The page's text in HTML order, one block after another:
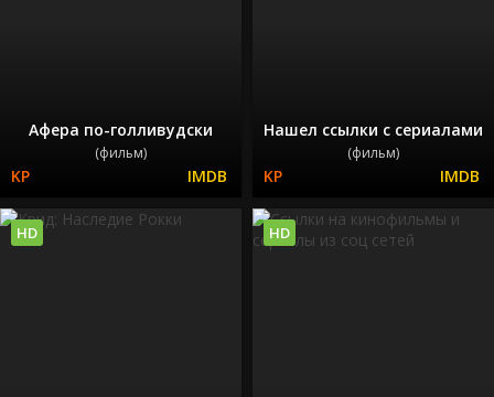
Афера по-голливудски
(фильм)
Нашел ссылки с сериалами
(фильм)
HD HD